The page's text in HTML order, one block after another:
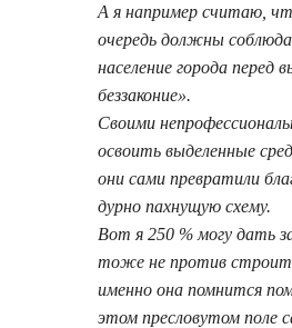
А я например считаю,
очередь должны
население города перед
беззаконие».
Своими
освоить выделенные
они сами превратили
дурно пахнущую схему.
Вот я 250 % могу дать
тоже не против
именно она помнится
этом пресловутом поле